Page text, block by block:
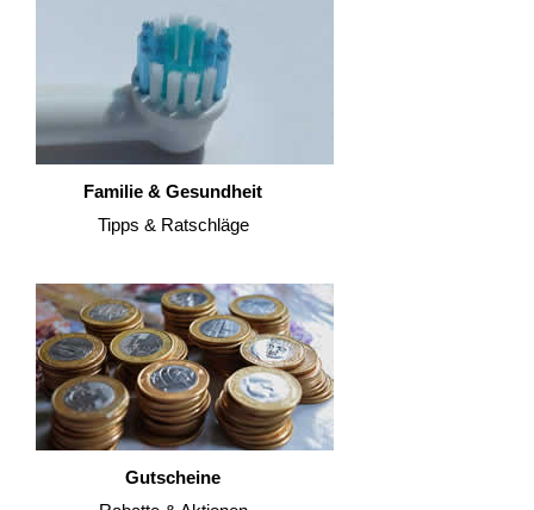
Familie & Gesundheit
Tipps & Ratschläge
Gutscheine